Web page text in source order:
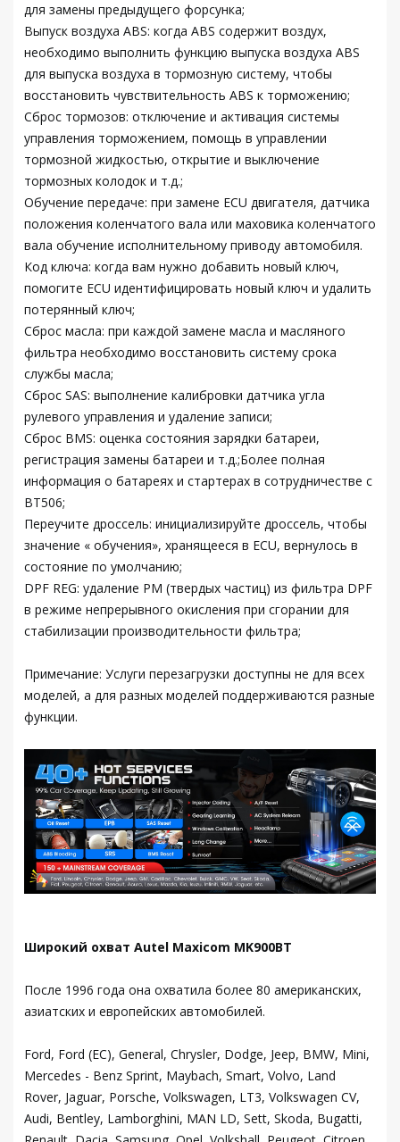
для замены предыдущего форсунка;
Выпуск воздуха ABS: когда ABS содержит воздух,
необходимо выполнить функцию выпуска воздуха ABS
для выпуска воздуха в тормозную систему, чтобы
восстановить чувствительность ABS к торможению;
Сброс тормозов: отключение и активация системы
управления торможением, помощь в управлении
тормозной жидкостью, открытие и выключение
тормозных колодок и т.д.;
Обучение передаче: при замене ECU двигателя, датчика
положения коленчатого вала или маховика коленчатого
вала обучение исполнительному приводу автомобиля.
Код ключа: когда вам нужно добавить новый ключ,
помогите ECU идентифицировать новый ключ и удалить
потерянный ключ;
Сброс масла: при каждой замене масла и масляного
фильтра необходимо восстановить систему срока
службы масла;
Сброс SAS: выполнение калибровки датчика угла
рулевого управления и удаление записи;
Сброс BMS: оценка состояния зарядки батареи,
регистрация замены батареи и т.д.;Более полная
информация о батареях и стартерах в сотрудничестве с
BT506;
Переучите дроссель: инициализируйте дроссель, чтобы
значение « обучения», хранящееся в ECU, вернулось в
состояние по умолчанию;
DPF REG: удаление PM (твердых частиц) из фильтра DPF
в режиме непрерывного окисления при сгорании для
стабилизации производительности фильтра;
Примечание: Услуги перезагрузки доступны не для всех
моделей, а для разных моделей поддерживаются разные
функции.
Широкий охват Autel Maxicom MK900BT
После 1996 года она охватила более 80 американских,
азиатских и европейских автомобилей.
Ford, Ford (ЕС), General, Chrysler, Dodge, Jeep, BMW, Mini,
Mercedes - Benz Sprint, Maybach, Smart, Volvo, Land
Rover, Jaguar, Porsche, Volkswagen, LT3, Volkswagen CV,
Audi, Bentley, Lamborghini, MAN LD, Sett, Skoda, Bugatti,